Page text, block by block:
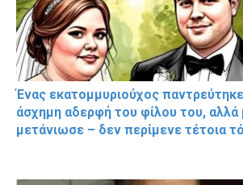
Ένας εκατομμυριούχος
άσχημη αδερφή του φίλου του, αλλά
μετάνιωσε – δεν περίμενε τέτοια